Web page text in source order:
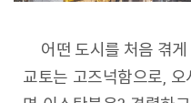
어떤 도시를 처음 겪
교토는 고즈넉함으로,